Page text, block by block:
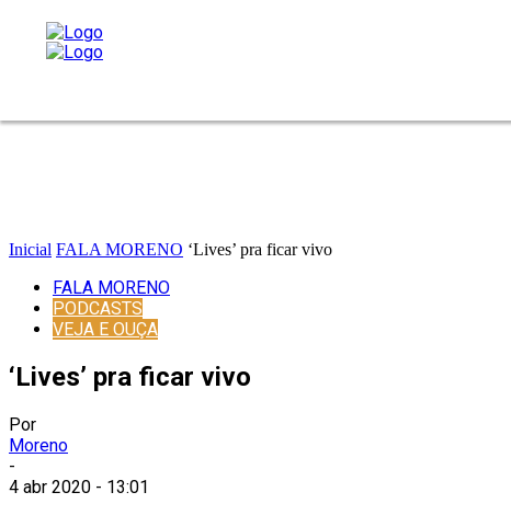
Inicial FALA MORENO ‘Lives’ pra ficar vivo
FALA MORENO
PODCASTS
VEJA E OUÇA
‘Lives’ pra ficar vivo
Por
Moreno
-
4 abr 2020 - 13:01